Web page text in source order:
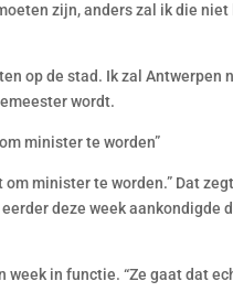
zijn, anders zal ik die
op de stad. Ik zal Antwerpen
wordt.
minister te worden”
minister te worden.” Dat
deze week aankondigde
in functie. “Ze gaat dat